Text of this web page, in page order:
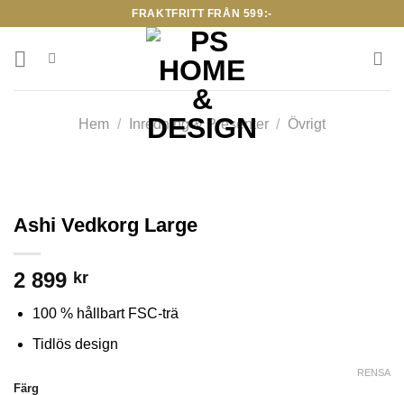
content
FRAKTFRITT FRÅN 599:-
Hem / Inredning & Presenter / Övrigt
Ashi Vedkorg Large
2 899 kr
100 % hållbart FSC-trä
Tidlös design
Färg
RENSA